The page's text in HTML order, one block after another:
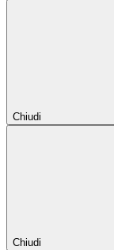
Chiudi
Chiudi